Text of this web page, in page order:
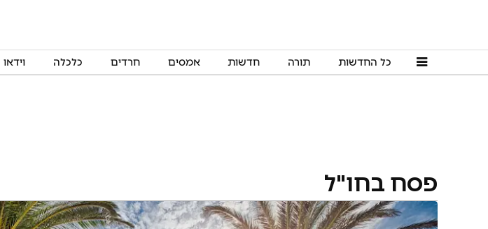
כל החדשות תורה חדשות אמסים חרדים כלכלה וידאו
פסח בחו"ל